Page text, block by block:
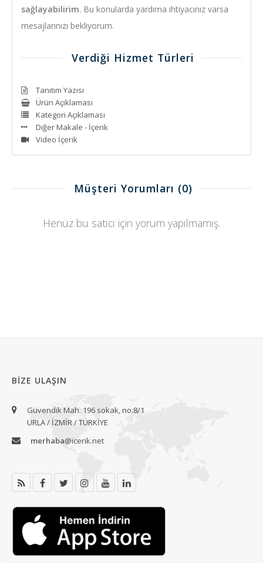
sağlayabilirim. Bu konularda yardıma ihtiyacınız varsa
mesajlarınızı bekliyorum.
Verdiği Hizmet Türleri
Tanıtım Yazısı
Ürün Açıklaması
Kategori Açıklaması
Diğer Makale - İçerik
Video İçerik
Müşteri Yorumları (0)
Henüz bu satıcı için yorum yapılmamış.
BIZE ULAŞIN
Güvendik Mah. 196 sokak, no:8/1
URLA / İZMİR / TÜRKİYE
merhaba@icerik.net